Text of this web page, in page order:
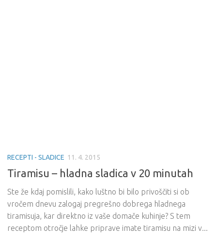
RECEPTI - SLADICE 11. 4. 2015
Tiramisu – hladna sladica v 20 minutah
Ste že kdaj pomislili, kako luštno bi bilo privoščiti si ob
vročem dnevu zalogaj pregrešno dobrega hladnega
tiramisuja, kar direktno iz vaše domače kuhinje? S tem
receptom otročje lahke priprave imate tiramisu na mizi v...